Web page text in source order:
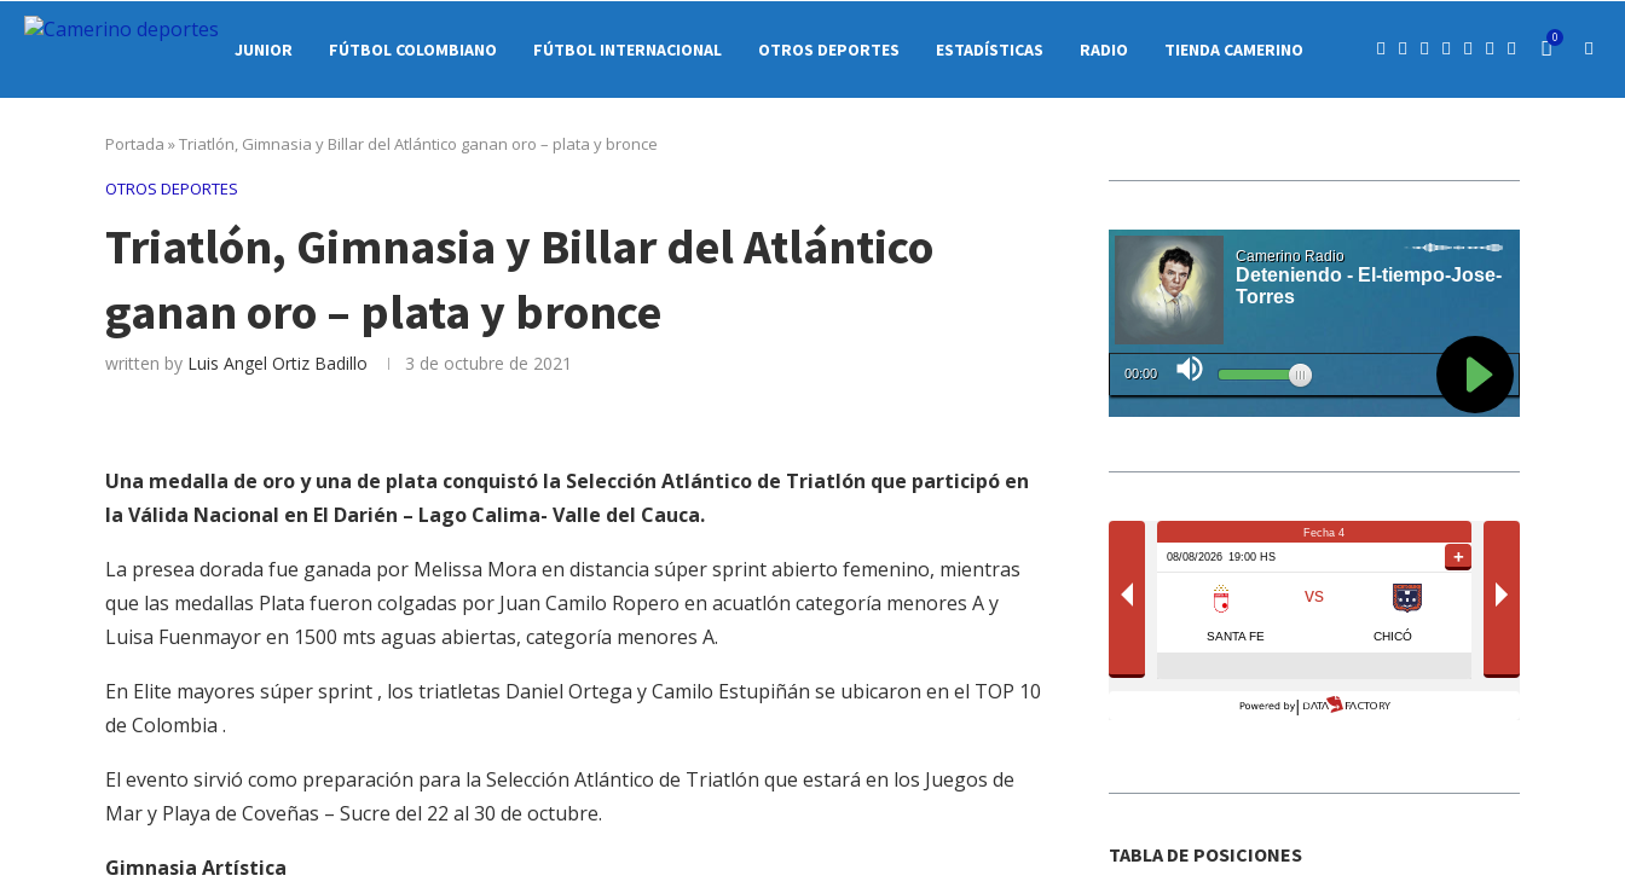
JUNIOR FÚTBOL COLOMBIANO FÚTBOL INTERNACIONAL OTROS DEPORTES ESTADÍSTICAS RADIO TIENDA CAMERINO
0
Portada »Triatlón, Gimnasia y Billar del Atlántico ganan oro – plata y bronce
OTROS DEPORTES
Triatlón, Gimnasia y Billar del Atlántico
ganan oro – plata y bronce
written by Luis Angel Ortiz Badillo 3 de octubre de 2021
Una medalla de oro y una de plata conquistó la Selección Atlántico de Triatlón que participó en
la Válida Nacional en El Darién – Lago Calima- Valle del Cauca.
La presea dorada fue ganada por Melissa Mora en distancia súper sprint abierto femenino, mientras
que las medallas Plata fueron colgadas por Juan Camilo Ropero en acuatlón categoría menores A y
Luisa Fuenmayor en 1500 mts aguas abiertas, categoría menores A.
En Elite mayores súper sprint , los triatletas Daniel Ortega y Camilo Estupiñán se ubicaron en el TOP 10
de Colombia .
El evento sirvió como preparación para la Selección Atlántico de Triatlón que estará en los Juegos de
Mar y Playa de Coveñas – Sucre del 22 al 30 de octubre.
Gimnasia Artística TABLA DE POSICIONES